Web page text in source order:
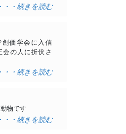
・・・続きを読む
価学会に入信
会の人に折伏さ
・・・続きを読む
物です
・・・続きを読む